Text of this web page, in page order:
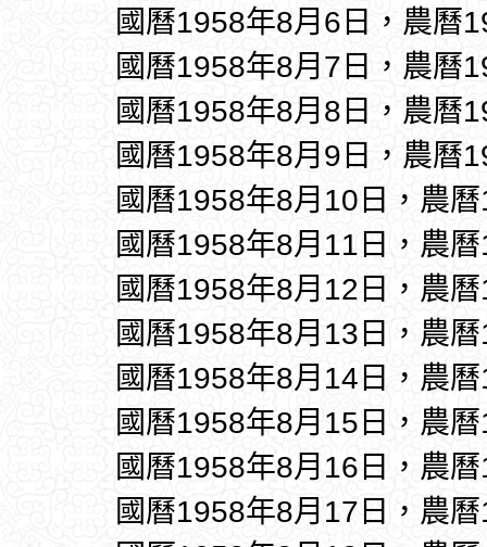
國曆1958年8月6日，農曆
國曆1958年8月7日，農曆
國曆1958年8月8日，農曆
國曆1958年8月9日，農曆
國曆1958年8月10日，農
國曆1958年8月11日，農
國曆1958年8月12日，農
國曆1958年8月13日，農
國曆1958年8月14日，農
國曆1958年8月15日，農
國曆1958年8月16日，農
國曆1958年8月17日，農